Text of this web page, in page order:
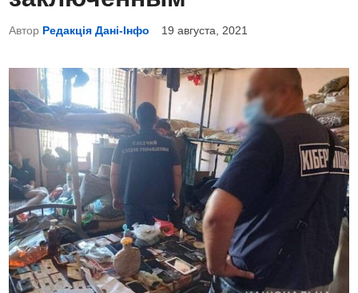
н
в
Автор Редакція Дані-Інфо 19 августа, 2021